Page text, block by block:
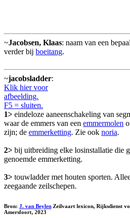
~Jacobsen, Klaas: naam van een
verder bij boeitang.
~jacobsladder:
Klik hier voor
afbeelding.
F5 = sluiten.
1> eindeloze aaneenschakeling van
waar de emmers van een emmermolen
zijn; de emmerketting. Zie ook noria.
2> bij uitbreiding elke losinstallatie die
genoemde emmerketting.
3> touwladder met houten sporten.
zeegaande zeilschepen.
Bron: J. van Beylen Zeilvaart lexicon, Rijksdienst
Amersfoort, 2023